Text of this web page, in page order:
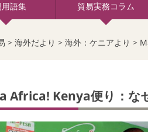
用語集 貿易実務コラム
> 海外だより > 海外：ケニアより >
Africa! Kenya便り：な